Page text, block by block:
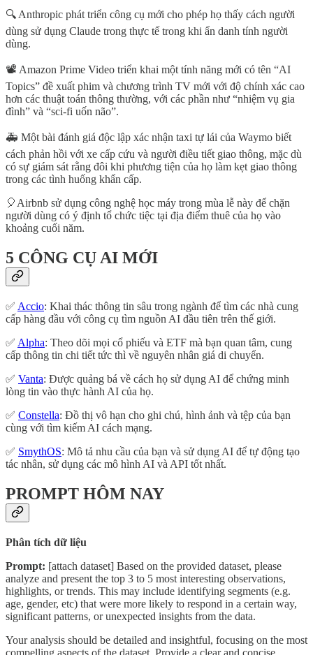
🔍 Anthropic phát triển công cụ mới cho phép họ thấy cách người
dùng sử dụng Claude trong thực tế trong khi ẩn danh tính người
dùng.
📽️ Amazon Prime Video triển khai một tính năng mới có tên “AI
Topics” đề xuất phim và chương trình TV mới với độ chính xác cao
hơn các thuật toán thông thường, với các phần như “nhiệm vụ gia
đình” và “sci-fi uốn não”.
🚑 Một bài đánh giá độc lập xác nhận taxi tự lái của Waymo biết
cách phản hồi với xe cấp cứu và người điều tiết giao thông, mặc dù
có sự giám sát rằng đôi khi phương tiện của họ làm kẹt giao thông
trong các tình huống khẩn cấp.
🎈Airbnb sử dụng công nghệ học máy trong mùa lễ này để chặn
người dùng có ý định tổ chức tiệc tại địa điểm thuê của họ vào
khoảng cuối năm.
5 CÔNG CỤ AI MỚI
✅ Accio: Khai thác thông tin sâu trong ngành để tìm các nhà cung
cấp hàng đầu với công cụ tìm nguồn AI đầu tiên trên thế giới.
✅ Alpha: Theo dõi mọi cổ phiếu và ETF mà bạn quan tâm, cung
cấp thông tin chi tiết tức thì về nguyên nhân giá di chuyển.
✅ Vanta: Được quảng bá về cách họ sử dụng AI để chứng minh
lòng tin vào thực hành AI của họ.
✅ Constella: Đồ thị vô hạn cho ghi chú, hình ảnh và tệp của bạn
cùng với tìm kiếm AI cách mạng.
✅ SmythOS: Mô tả nhu cầu của bạn và sử dụng AI để tự động tạo
tác nhân, sử dụng các mô hình AI và API tốt nhất.
PROMPT HÔM NAY
Phân tích dữ liệu
Prompt: [attach dataset] Based on the provided dataset, please
analyze and present the top 3 to 5 most interesting observations,
highlights, or trends. This may include identifying segments (e.g.
age, gender, etc) that were more likely to respond in a certain way,
significant patterns, or unexpected insights from the data.
Your analysis should be detailed and insightful, focusing on the most
compelling aspects of the dataset. Provide a clear and concise